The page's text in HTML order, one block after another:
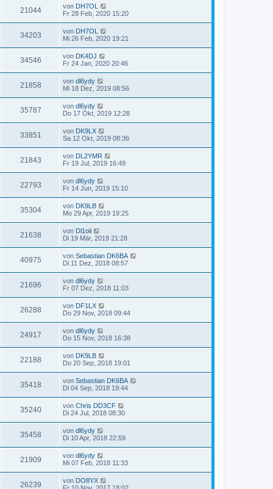
21044 von DH7OL
Fr 28 Feb, 2020 15:20
34203 von DH7OL
Mi 26 Feb, 2020 19:21
34546 von DK4DJ
Fr 24 Jan, 2020 20:46
21858 von dl6ydy
Mi 18 Dez, 2019 08:56
35787 von dl6ydy
Do 17 Okt, 2019 12:28
33851 von DK9LX
Sa 12 Okt, 2019 08:36
21843 von DL2YMR
Fr 19 Jul, 2019 16:49
22793 von dl6ydy
Fr 14 Jun, 2019 15:10
35304 von DK9LB
Mo 29 Apr, 2019 19:25
21638 von Dl1oli
Di 19 Mär, 2019 21:28
40975 von Sebastian DK6BA
Di 11 Dez, 2018 08:57
21696 von dl6ydy
Fr 07 Dez, 2018 11:03
26288 von DF1LX
Do 29 Nov, 2018 09:44
24917 von dl6ydy
Do 15 Nov, 2018 16:38
22188 von DK9LB
Do 20 Sep, 2018 19:01
35418 von Sebastian DK6BA
Di 04 Sep, 2018 19:44
35240 von Chris DD3CF
Di 24 Jul, 2018 08:30
35458 von dl6ydy
Di 10 Apr, 2018 22:59
21909 von dl6ydy
Mi 07 Feb, 2018 11:33
26239 von DO8YX